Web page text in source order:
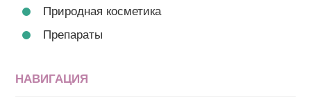
Природная косметика
Препараты
НАВИГАЦИЯ